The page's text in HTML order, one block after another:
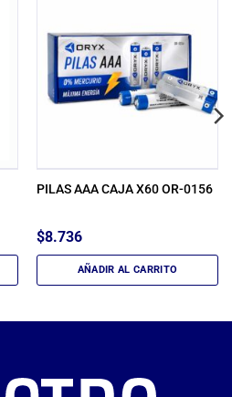
PILAS AAA CAJA X60 OR-0156
$8.736
AÑADIR AL CARRITO